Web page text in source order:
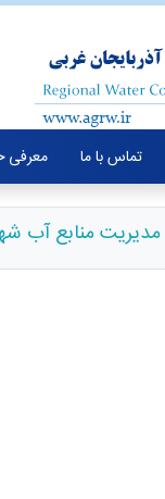
تماس با ما معرفی